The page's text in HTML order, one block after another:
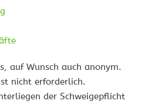
auf Wunsch auch anonym.
nicht erforderlich.
der Schweigepflicht